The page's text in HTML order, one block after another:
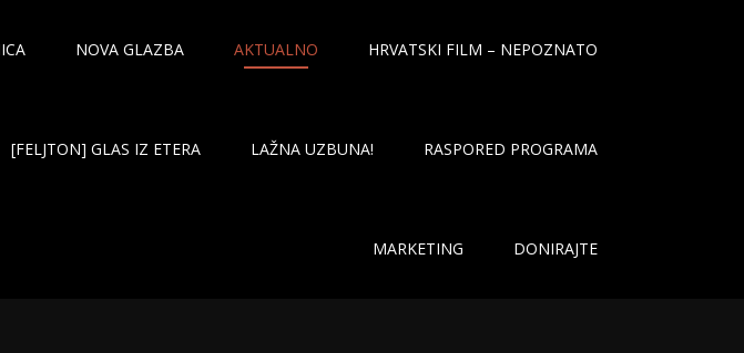
NOVA GLAZBA AKTUALNO HRVATSKI FILM – NEPOZNATO
[FELJTON] GLAS IZ ETERA LAŽNA UZBUNA! RASPORED PROGRAMA
MARKETING DONIRAJTE